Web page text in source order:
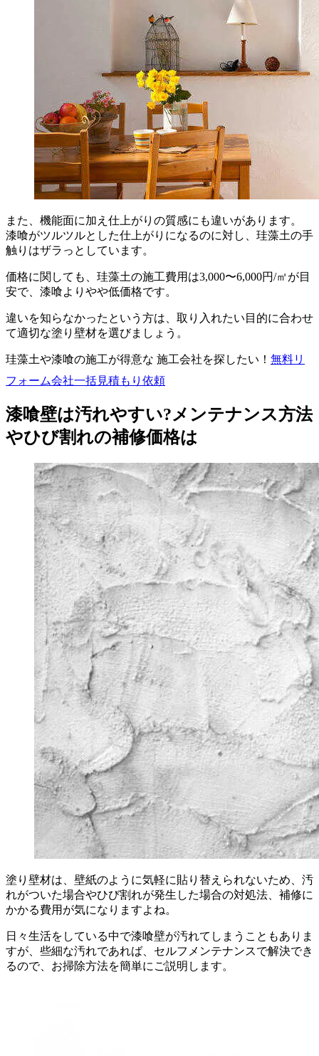
また、機能面に加え仕上がりの質感にも違いがあります。
漆喰がツルツルとした仕上がりになるのに対し、珪藻土の手
触りはザラっとしています。
価格に関しても、珪藻土の施工費用は3,000〜6,000円/㎡が目
安で、漆喰よりやや低価格です。
違いを知らなかったという方は、取り入れたい目的に合わせ
て適切な塗り壁材を選びましょう。
珪藻土や漆喰の施工が得意な 施工会社を探したい！ 無料リ
フォーム会社一括見積もり依頼
漆喰壁は汚れやすい?メンテナンス方法
やひび割れの補修価格は
塗り壁材は、壁紙のように気軽に貼り替えられないため、汚
れがついた場合やひび割れが発生した場合の対処法、補修に
かかる費用が気になりますよね。
日々生活をしている中で漆喰壁が汚れてしまうこともありま
すが、些細な汚れであれば、セルフメンテナンスで解決でき
るので、お掃除方法を簡単にご説明します。